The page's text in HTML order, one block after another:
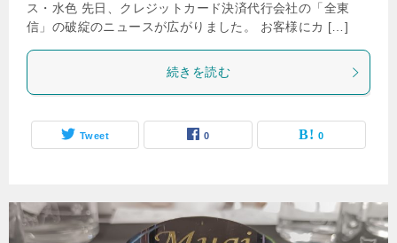
ス・水色 先日、クレジットカード決済代行会社の「全東
信」の破綻のニュースが広がりました。 お客様にカ […]
続きを読む
Tweet 0 0